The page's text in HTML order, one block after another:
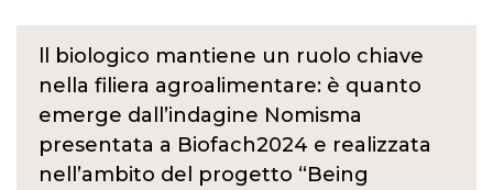
ll biologico mantiene un ruolo chiave
nella filiera agroalimentare: è quanto
emerge dall’indagine Nomisma
presentata a Biofach2024 e realizzata
nell’ambito del progetto “Being